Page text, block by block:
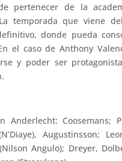
pertenecer de la
temporada que viene
donde pueda
el caso de Anthony
y poder ser
Anderlecht: Coosemans;
Augustinsson;
Angulo); Dreyer,